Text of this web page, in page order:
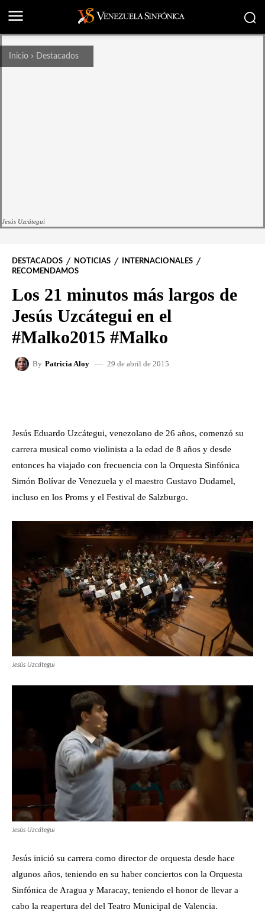
Inicio Destacados
Jesús Uzcátegui
DESTACADOS NOTICIAS
INTERNACIONALES
RECOMENDAMOS
Los 21 minutos más largos de
Jesús Uzcátegui en el
#Malko2015 #Malko
By Patricia Aloy 29 de abril de 2015
Jesús Eduardo Uzcátegui, venezolano de 26 años, comenzó su
carrera musical como violinista a la edad de 8 años y desde
entonces ha viajado con frecuencia con la Orquesta Sinfónica
Simón Bolívar de Venezuela y el maestro Gustavo Dudamel,
incluso en los Proms y el Festival de Salzburgo.
Jesús Uzcátegui
Jesús Uzcátegui
Jesús inició su carrera como director de orquesta desde hace
algunos años, teniendo en su haber conciertos con la Orquesta
Sinfónica de Aragua y Maracay, teniendo el honor de llevar a
cabo la reapertura del del Teatro Municipal de Valencia.